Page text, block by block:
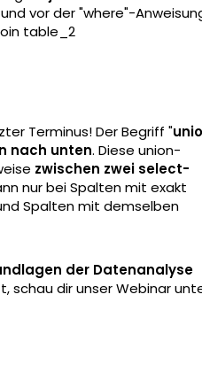
vor der "where"-
table_2
Terminus! Der Begriff "
nach unten. Diese union-
zwischen zwei select-
nur bei Spalten mit exakt
Spalten mit demselben
der Datenanalyse
schau dir unser Webinar